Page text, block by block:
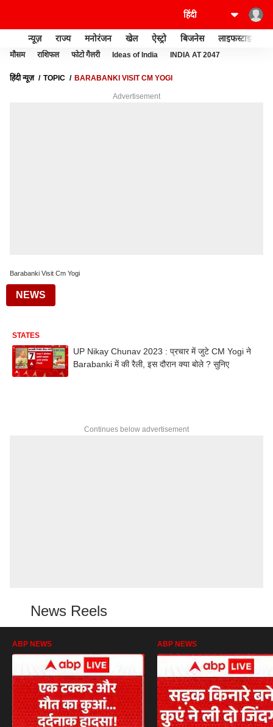
न्यूज़ राज्य मनोरंजन खेल ऐस्ट्रो बिजनेस लाइफस्टाइल
मौसम राशिफल फोटो गैलरी Ideas of India INDIA AT 2047
हिंदी न्यूज़ TOPIC BARABANKI VISIT CM YOGI
Advertisement
Barabanki Visit Cm Yogi
NEWS
STATES
UP Nikay Chunav 2023 : प्रचार में जुटे CM Yogi ने
Barabanki में की रैली, इस दौरान क्या बोले ? सुनिए
Continues below advertisement
News Reels
ABP NEWS ABP NEWS